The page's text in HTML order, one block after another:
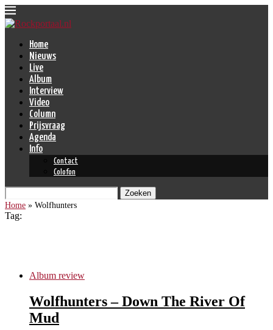
Home
Nieuws
Live
Album
Interview
Video
Column
Prijsvraag
Agenda
Info
Contact
Colofon
Zoeken
Home » Wolfhunters
Tag:
Album review
Wolfhunters – Down The River Of
Mud